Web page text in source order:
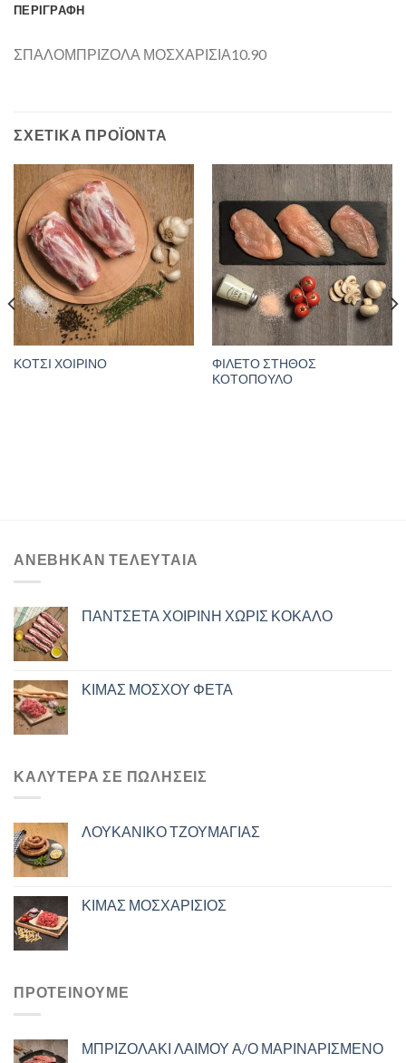
ΠΕΡΙΓΡΑΦΉ
ΣΠΑΛΟΜΠΡΙΖΟΛΑ ΜΟΣΧΑΡΙΣΙΑ10.90
ΣΧΕΤΙΚΆ ΠΡΟΪΌΝΤΑ
ΚΟΤΣΙ ΧΟΙΡΙΝΟ
ΦΙΛΕΤΟ ΣΤΗΘΟΣ
ΚΟΤΟΠΟΥΛΟ
ΑΝΈΒΗΚΑΝ ΤΕΛΕΥΤΑΊΑ
ΠΑΝΤΣΕΤΑ ΧΟΙΡΙΝΗ ΧΩΡΙΣ ΚΟΚΑΛΟ
ΚΙΜΑΣ ΜΟΣΧΟΥ ΦΕΤΑ
ΚΑΛΎΤΕΡΑ ΣΕ ΠΩΛΉΣΕΙΣ
ΛΟΥΚΑΝΙΚΟ ΤΖΟΥΜΑΓΙΑΣ
ΚΙΜΑΣ ΜΟΣΧΑΡΙΣΙΟΣ
ΠΡΟΤΕΙΝΟΥΜΕ
ΜΠΡΙΖΟΛΑΚΙ ΛΑΙΜΟΥ Α/Ο ΜΑΡΙΝΑΡΙΣΜΕΝΟ